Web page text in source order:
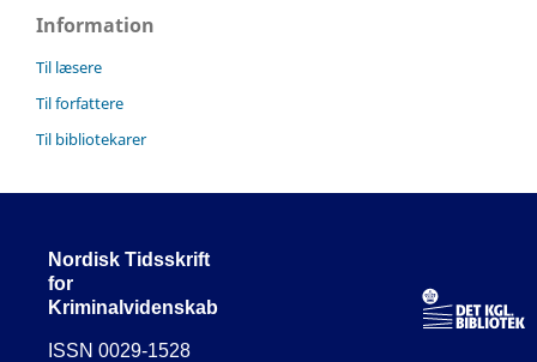
Information
Til læsere
Til forfattere
Til bibliotekarer
Nordisk Tidsskrift
for
Kriminalvidenskab
ISSN 0029-1528